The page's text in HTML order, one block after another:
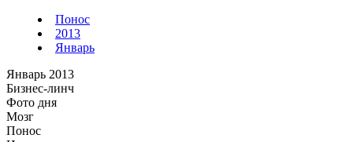
Понос
2013
Январь
Январь 2013
Бизнес-линч
Фото дня
Мозг
Понос